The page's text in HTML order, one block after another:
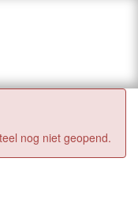
nog niet geopend.